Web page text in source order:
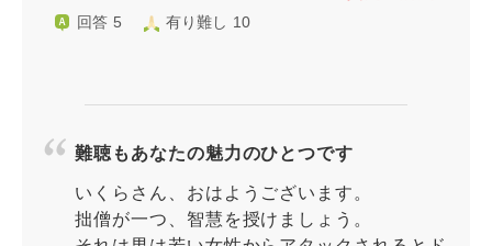
回答 5 有り難し 10
難聴もあなたの魅力のひとつです
いくらさん、おはようございます。
拙僧が一つ、智慧を授けましょう。